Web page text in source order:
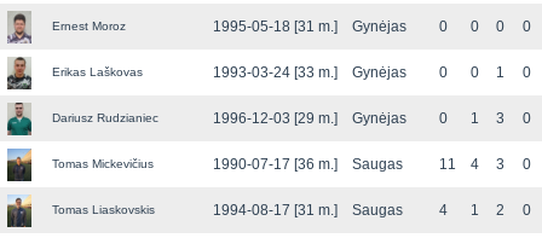
Ernest Moroz 1995-05-18 [31 m.] Gynėjas 0 0 0 0
Erikas Laškovas 1993-03-24 [33 m.] Gynėjas 0 0 1 0
Dariusz Rudzianiec 1996-12-03 [29 m.] Gynėjas 0 1 3 0
Tomas Mickevičius 1990-07-17 [36 m.] Saugas 11 4 3 0
Tomas Liaskovskis 1994-08-17 [31 m.] Saugas 4 1 2 0